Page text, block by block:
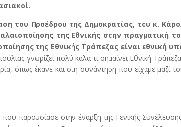
του Προέδρου της Δημοκρατίας, του κ.
της Εθνικής στην πραγματική
της Εθνικής Τράπεζας είναι εθνική
γνωρίζει πολύ καλά τι σημαίνει Εθνική
όπως έκανε και στη συνάντηση που είχαμε μαζί
παρουσίασε στην έναρξη της Γενικής